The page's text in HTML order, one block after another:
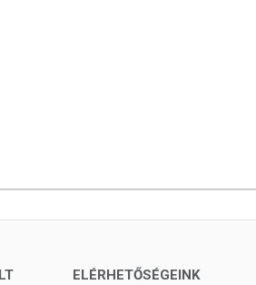
ELÉRHETŐSÉGEINK